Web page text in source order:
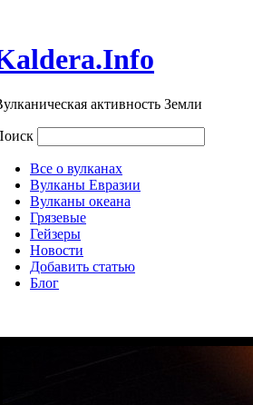
активность Земли
Все о вулканах
Вулканы Евразии
Вулканы океана
Грязевые
Гейзеры
Новости
Добавить статью
Блог